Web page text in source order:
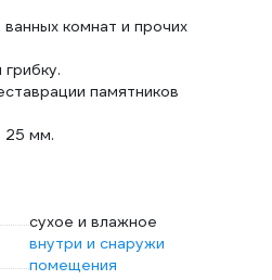
комнат и прочих
памятников
25 мм.
сухое и влажное
внутри и снаружи
помещения